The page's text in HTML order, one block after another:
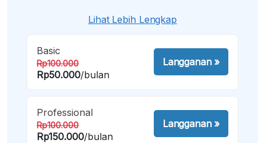
Lihat Lebih Lengkap
Basic
Rp100.000
Rp50.000/bulan
Langganan»
Professional
Rp100.000
Rp150.000/bulan
Langganan»